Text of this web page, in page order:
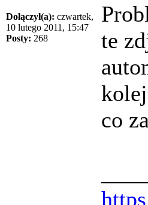
Dołączył(a): czwartek,
10 lutego 2011, 15:47
Posty: 268
te
co